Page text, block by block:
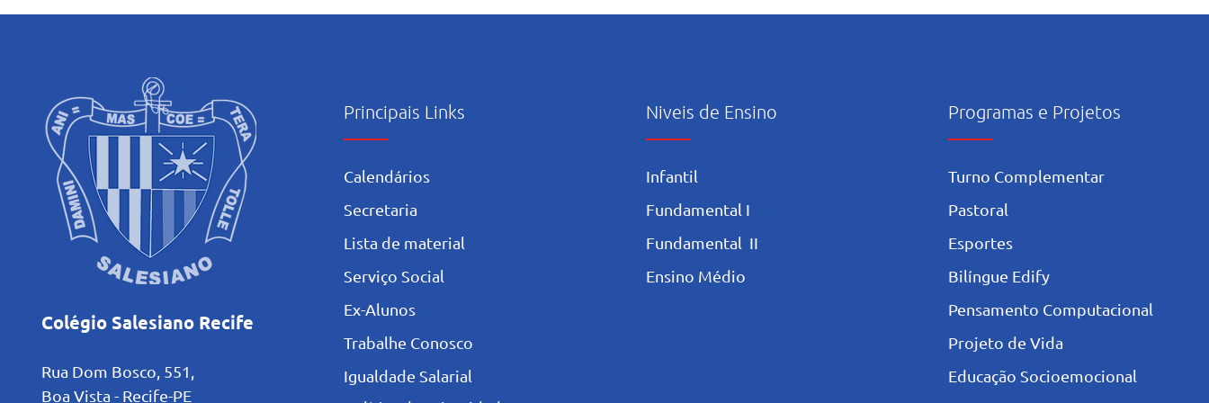
Colégio Salesiano Recife
Rua Dom Bosco, 551,
Boa Vista - Recife-PE
Principais Links
Calendários
Secretaria
L ista de material
Serviço Social
Ex-Alunos
Trabalhe Conosco
Igualdade Salarial
Niveis de Ensino
Infantil
Fundamental I
Fundamental II
Ensino Médio
Programas e Projetos
Turno Complementar
Pastoral
Esportes
Bilíngue Edify
Pensamento Computacional
Projeto de Vida
Educação Socioemocional